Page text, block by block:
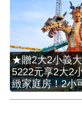
★贈2大2小義
5222元享2大2
緻家庭房！2小